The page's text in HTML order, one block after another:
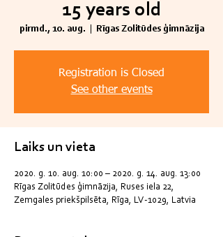
15 years old
pirmd., 10. aug. Rīgas Zolitūdes ģimnāzija
Registration is Closed
See other events
Laiks un vieta
2020. g. 10. aug. 10:00 – 2020. g. 14. aug. 13:00
Rīgas Zolitūdes ģimnāzija, Ruses iela 22,
Zemgales priekšpilsēta, Rīga, LV-1029, Latvia